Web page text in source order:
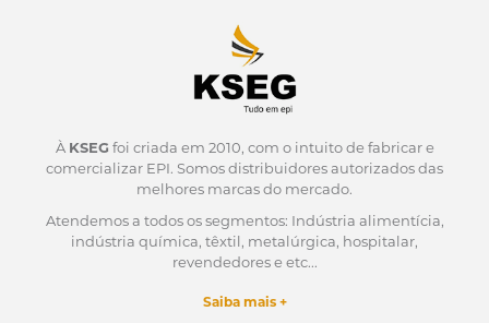
À KSEG foi criada em 2010, com o intuito de fabricar e
comercializar EPI. Somos distribuidores autorizados das
melhores marcas do mercado.
Atendemos a todos os segmentos: Indústria alimentícia,
indústria química, têxtil, metalúrgica, hospitalar,
revendedores e etc...
Saiba mais +